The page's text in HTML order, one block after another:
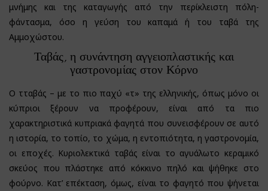
μνήμης και της καταγωγής από την περίκλειστη πόλη-
φάντασμα, όσο η γεύση του καπαμά ή του ταβά της
Αμμοχώστου.
Ταβάς, η συνάντηση αγγειοπλαστικής και
γαστρονομίας στον Κόρνο
Ο τταβάς – με το πιο παχύ «τ» της ελληνικής, όπως μόνο οι
κύπριοι ξέρουν να προφέρουν, είναι από τα πιο
χαρακτηριστικά κυπριακά φαγητά που συνεισφέρουν σε αυτό
η ιστορία, το τοπίο, το χώμα, η εντοπιότητα, η γαστρονομία,
οι εποχές. Κυριολεκτικά ταβάς είναι το αγυάλωτο κεραμικό
σκεύος που πλάστηκε από κόκκινο πηλό και ψήθηκε στο
φούρνο. Κατ’ επέκταση, όμως, είναι το φαγητό που ψήνεται